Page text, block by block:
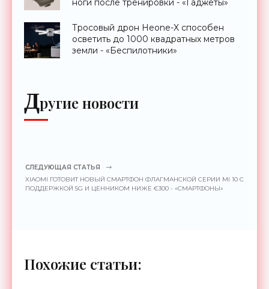
ноги после тренировки - «Гаджеты»
Тросовый дрон Heone-X способен
осветить до 1000 квадратных метров
земли - «Беспилотники»
Другие новости
СЛЕДУЮЩАЯ СТАТЬЯ
XIAOMI ГОТОВИТ НОВЫЙ СМАРТФОН ФЛАГМАНСКОЙ СЕРИИ MI 10 С
ПОДДЕРЖКОЙ 5G И ЦЕННИКОМ НИЖЕ €300 - «СМАРТФОНЫ»
Похожие статьи: